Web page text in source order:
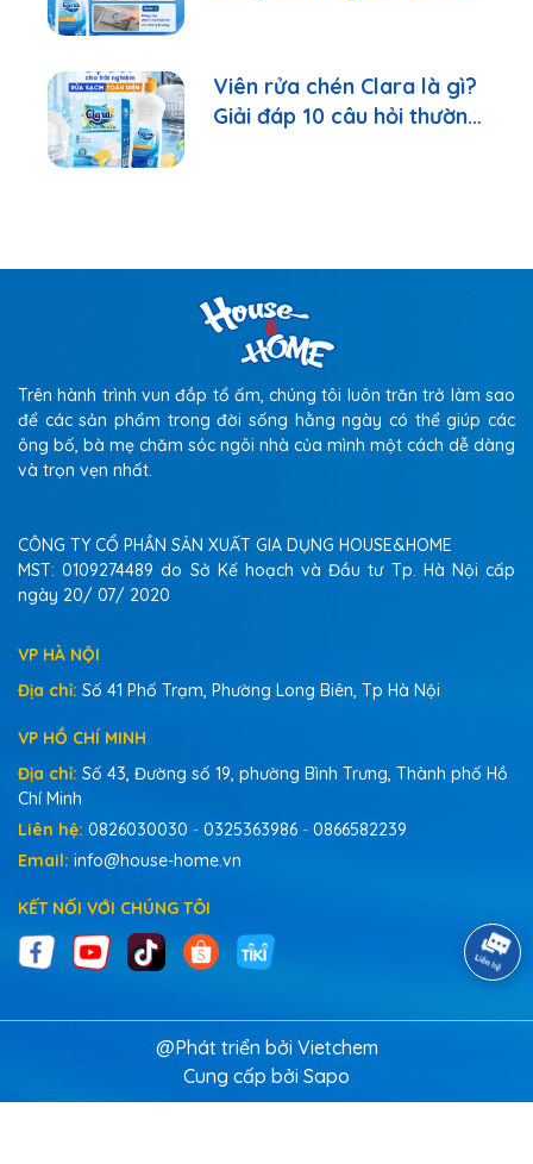
Viên rửa chén Clara là gì?
Giải đáp 10 câu hỏi thường
Trên hành trình vun đắp tổ ấm, chúng tôi luôn trăn trở làm sao
để các sản phẩm trong đời sống hằng ngày có thể giúp các
ông bố, bà mẹ chăm sóc ngôi nhà của mình một cách dễ dàng
và trọn vẹn nhất.
CÔNG TY CỔ PHẦN SẢN XUẤT GIA DỤNG HOUSE&HOME
MST: 0109274489 do Sở Kế hoạch và Đầu tư Tp. Hà Nội cấp
ngày 20/ 07/ 2020
VP HÀ NỘI
Địa chỉ: Số 41 Phố Trạm, Phường Long Biên, Tp Hà Nội
VP HỒ CHÍ MINH
Địa chỉ: Số 43, Đường số 19, phường Bình Trưng, Thành phố Hồ
Chí Minh
Liên hệ: 0826030030 - 0325363986 - 0866582239
Email: info@house-home.vn
KẾT NỐI VỚI CHÚNG TÔI
@Phát triển bởi Vietchem
Cung cấp bởi Sapo